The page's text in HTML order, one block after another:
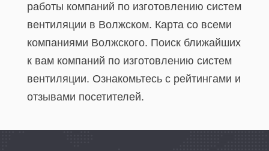
работы компаний по изготовлению систем
вентиляции в Волжском. Карта со всеми
компаниями Волжского. Поиск ближайших
к вам компаний по изготовлению систем
вентиляции. Ознакомьтесь с рейтингами и
отзывами посетителей.